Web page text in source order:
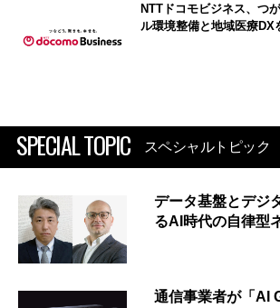
NTTドコモビジネス、つ
ル環境整備と地域医療DX
SPECIAL TOPIC スペシャルトピック
データ基盤とデジ
るAI時代の自律型
通信事業者が「AI